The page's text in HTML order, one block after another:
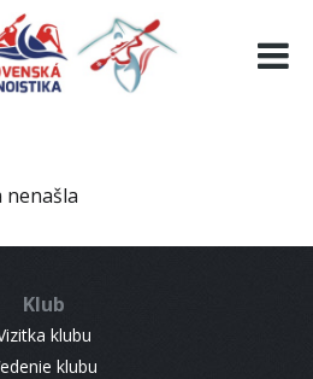
nenašla
Klub
klubu
klubu
EURO 19
INFO
RESULTS
CONTACT